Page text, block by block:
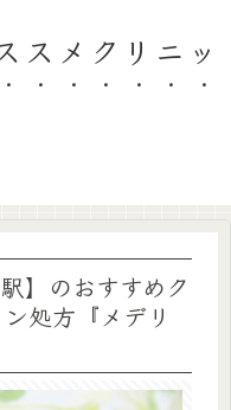
スメクリニッ
】のおすすめク
処方『メデリ